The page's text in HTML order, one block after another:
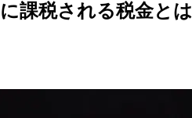
課税される税金とは